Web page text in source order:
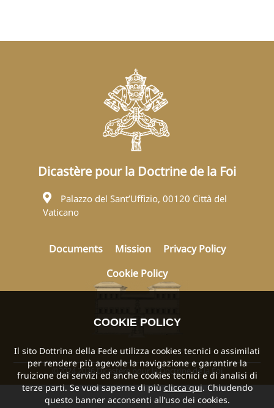
Dicastère pour la Doctrine de la Foi
Palazzo del Sant’Uffizio, 00120 Città del
Vaticano
Documents Mission
Privacy Policy
Cookie Policy
©2024 2026 Dicastère pour la Doctrine de la Foi
COOKIE POLICY
Il sito Dottrina della Fede utilizza cookies tecnici o assimilati
per rendere più agevole la navigazione e garantire la
fruizione dei servizi ed anche cookies tecnici e di analisi di
terze parti. Se vuoi saperne di piùclicca qui. Chiudendo
questo banner acconsenti all’uso dei cookies.